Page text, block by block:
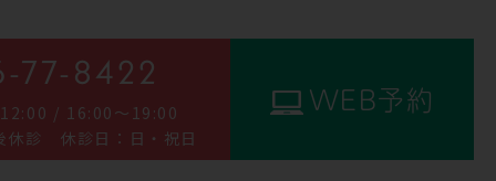
77-8422
/ 16:00～19:00
診 休診日：日・祝日
WEB予約